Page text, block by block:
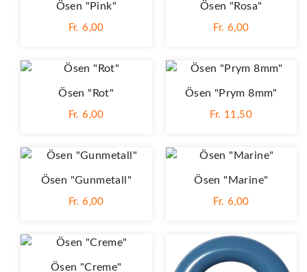
Ösen "Pink"
Fr. 6,00
Ösen "Rosa"
Fr. 6,00
Ösen "Rot"
Fr. 6,00
Ösen "Prym 8mm"
Fr. 11,50
Ösen "Gunmetall"
Fr. 6,00
Ösen "Marine"
Fr. 6,00
Ösen "Creme"